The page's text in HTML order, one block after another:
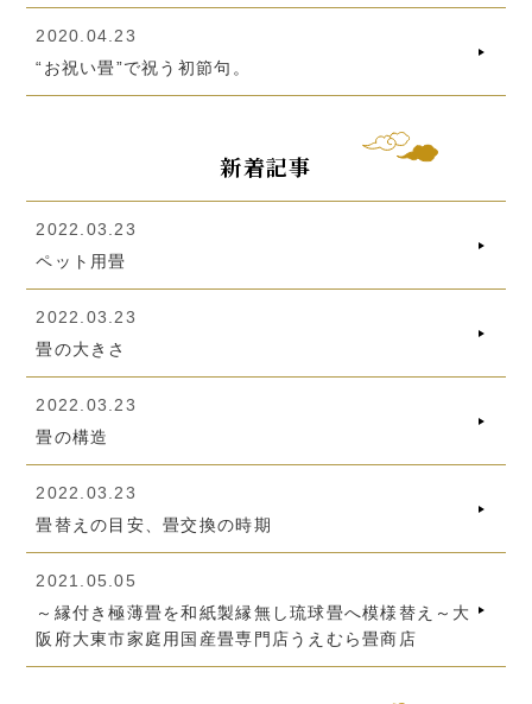
2020.04.23
“お祝い畳”で祝う初節句。
新着記事
2022.03.23
ペット用畳
2022.03.23
畳の大きさ
2022.03.23
畳の構造
2022.03.23
畳替えの目安、畳交換の時期
2021.05.05
～縁付き極薄畳を和紙製縁無し琉球畳へ模様替え～大
阪府大東市家庭用国産畳専門店うえむら畳商店